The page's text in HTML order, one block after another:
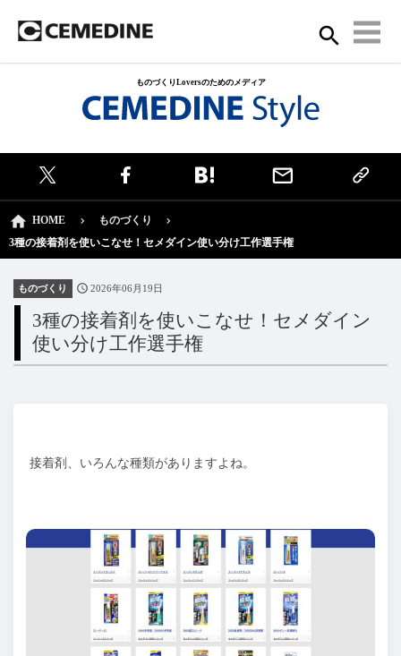
ものづくりLoversのためのメディア
HOME
ものづくり
3種の接着剤を使いこなせ！セメダイン使い分け工作選手権
ものづくり 2026年06月19日
3種の接着剤を使いこなせ！セメダイン
使い分け工作選手権
接着剤、いろんな種類がありますよね。